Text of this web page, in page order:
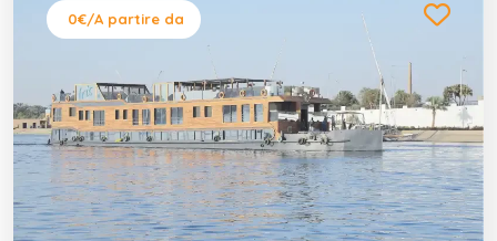
0€/A partire da